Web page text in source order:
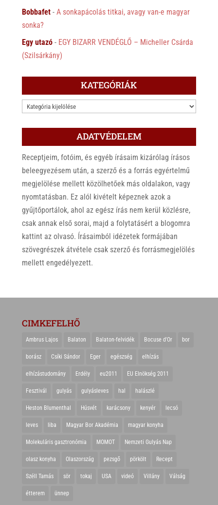
Bobbafet- A sonkapácolás titkai, avagy van-e magyar
sonka?
Egy utazó- EGY BIZARR VENDÉGLŐ – Micheller Csárda
(Szilsárkány)
KATEGÓRIÁK
KATEGÓRIÁK
ADATVÉDELEM
Receptjeim, fotóim, és egyéb írásaim kizárólag írásos
beleegyezésem után, a szerző és a forrás egyértelmű
megjelölése mellett közölhetőek más oldalakon, vagy
nyomtatásban. Ez alól kivételt képeznek azok a
gyűjtőportálok, ahol az egész írás nem kerül közlésre,
csak annak első sorai, majd a folytatásért a blogomra
kattint az olvasó. Írásaimból idézetek formájában
szövegrészek átvétele csak szerző és forrásmegjelölés
mellett engedélyezett.
CIMKEFELHŐ
Ambrus Lajos Balaton Balaton-felvidék Bocuse d'Or bor
borász Csíki Sándor Eger egészség elhízás
elhízástudomány Erdély eu2011 EU Elnökség 2011
Fesztivál gulyás gulyásleves hal halászlé
Heston Blumenthal Húsvét karácsony kenyér lecsó
leves liba Magyar Bor Akadémia magyar konyha
Molekuláris gasztronómia MOMOT Nemzeti Gulyás Nap
olasz konyha Olaszország pezsgő pörkölt Recept
Széll Tamás sör tokaj USA videó Villány Válság
étterem ünnep